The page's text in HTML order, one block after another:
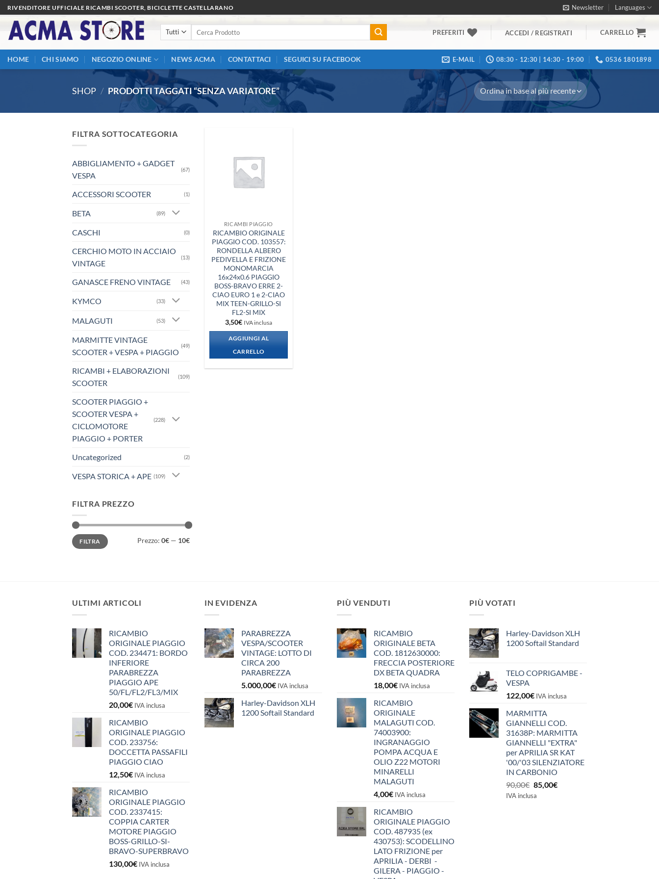
Salta
ai
contenuti
RIVENDITORE UFFICIALE RICAMBI SCOOTER, BICICLETTE CASTELLARANO Newsletter Languages
PREFERITI ACCEDI / REGISTRATI CARRELLO
HOME CHI SIAMO NEGOZIO ONLINE NEWS ACMA CONTATTACI SEGUICI SU FACEBOOK E-MAIL 08:30 - 12:30 | 14:30 - 19:00 0536 1801898
SHOP / PRODOTTI TAGGATI “SENZA VARIATORE”
FILTRA SOTTOCATEGORIA
ABBIGLIAMENTO + GADGET
VESPA
(67)
ACCESSORI SCOOTER (1)
BETA (89)
CASCHI (0)
CERCHIO MOTO IN ACCIAIO
VINTAGE
(13)
GANASCE FRENO VINTAGE (43)
KYMCO (33)
MALAGUTI (53)
MARMITTE VINTAGE
SCOOTER + VESPA + PIAGGIO
(49)
RICAMBI + ELABORAZIONI
SCOOTER
(109)
SCOOTER PIAGGIO +
SCOOTER VESPA +
CICLOMOTORE
PIAGGIO + PORTER
(228)
Uncategorized (2)
VESPA STORICA + APE (109)
FILTRA PREZZO
Prezzo
Min
Prezzo
MaxFILTRA Prezzo: 0€ — 10€
RICAMBI PIAGGIO
RICAMBIO ORIGINALE
PIAGGIO COD. 103557:
RONDELLA ALBERO
PEDIVELLA E FRIZIONE
MONOMARCIA
16x24x0.6 PIAGGIO
BOSS-BRAVO ERRE 2-
CIAO EURO 1 e 2-CIAO
MIX TEEN-GRILLO-SI
FL2-SI MIX
3,50€ IVA inclusa
AGGIUNGI AL
CARRELLO
ULTIMI ARTICOLI
RICAMBIO
ORIGINALE PIAGGIO
COD. 234471: BORDO
INFERIORE
PARABREZZA
PIAGGIO APE
50/FL/FL2/FL3/MIX
20,00€ IVA inclusa
RICAMBIO
ORIGINALE PIAGGIO
COD. 233756:
DOCCETTA PASSAFILI
PIAGGIO CIAO
12,50€ IVA inclusa
RICAMBIO
ORIGINALE PIAGGIO
COD. 2337415:
COPPIA CARTER
MOTORE PIAGGIO
BOSS-GRILLO-SI-
BRAVO-SUPERBRAVO
130,00€ IVA inclusa
IN EVIDENZA
PARABREZZA
VESPA/SCOOTER
VINTAGE: LOTTO DI
CIRCA 200
PARABREZZA
5.000,00€ IVA inclusa
Harley-Davidson XLH
1200 Softail Standard
PIÙ VENDUTI
RICAMBIO
ORIGINALE BETA
COD. 1812630000:
FRECCIA POSTERIORE
DX BETA QUADRA
18,00€ IVA inclusa
RICAMBIO
ORIGINALE
MALAGUTI COD.
74003900:
INGRANAGGIO
POMPA ACQUA E
OLIO Z22 MOTORI
MINARELLI
MALAGUTI
4,00€ IVA inclusa
RICAMBIO
ORIGINALE PIAGGIO
COD. 487935 (ex
430753): SCODELLINO
LATO FRIZIONE per
APRILIA - DERBI -
GILERA - PIAGGIO -
PIÙ VOTATI
Harley-Davidson XLH
1200 Softail Standard
TELO COPRIGAMBE -
VESPA
122,00€ IVA inclusa
MARMITTA
GIANNELLI COD.
31638P: MARMITTA
GIANNELLI "EXTRA"
per APRILIA SR KAT
'00/'03 SILENZIATORE
IN CARBONIO
90,00€ Il
prezzo
85,00€Il
IVA inclusa